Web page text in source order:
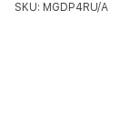
SKU: MGDP4RU/A